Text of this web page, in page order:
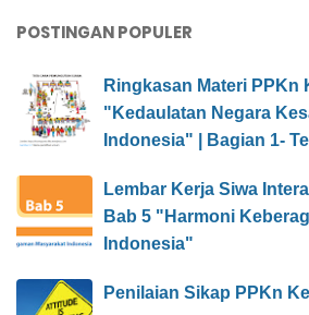
POSTINGAN POPULER
Ringkasan Materi PPKn
"Kedaulatan Negara
Indonesia" | Bagian 1-
Lembar Kerja Siwa
Bab 5 "Harmoni
Indonesia"
Penilaian Sikap PPKn